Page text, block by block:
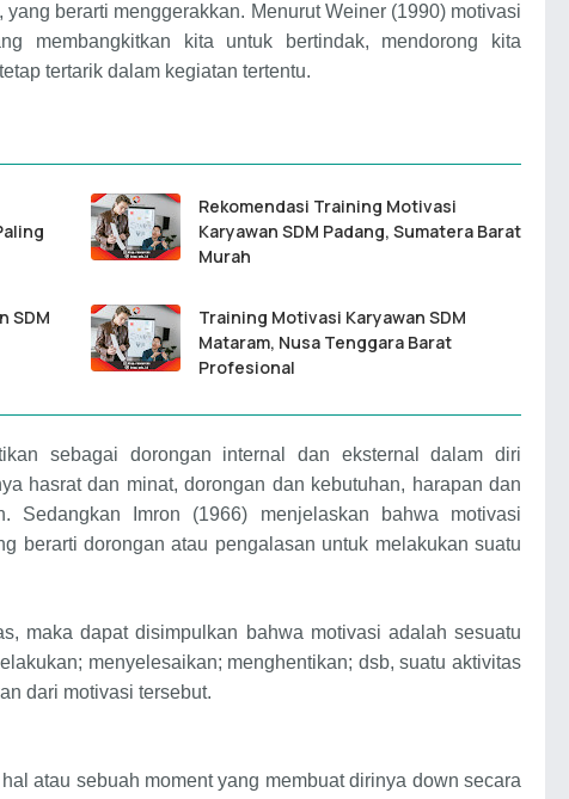
berarti menggerakkan. Menurut Weiner (1990) motivasi
membangkitkan kita untuk bertindak, mendorong kita
tertarik dalam kegiatan tertentu.
Rekomendasi Training Motivasi
Karyawan SDM Padang, Sumatera Barat
Murah
SDM
Training Motivasi Karyawan SDM
Mataram, Nusa Tenggara Barat
Profesional
sebagai dorongan internal dan eksternal dalam diri
hasrat dan minat, dorongan dan kebutuhan, harapan dan
Sedangkan Imron (1966) menjelaskan bahwa motivasi
berarti dorongan atau pengalasan untuk melakukan suatu
maka dapat disimpulkan bahwa motivasi adalah sesuatu
menyelesaikan; menghentikan; dsb, suatu aktivitas
dari motivasi tersebut.
atau sebuah moment yang membuat dirinya down secara